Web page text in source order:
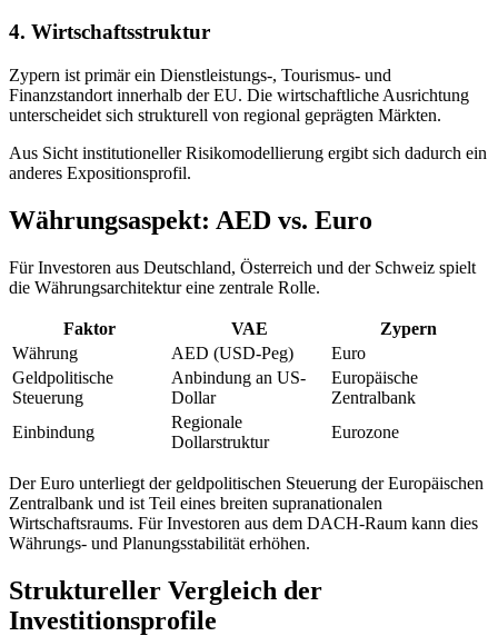
4. Wirtschaftsstruktur
Zypern ist primär ein Dienstleistungs-, Tourismus- und
Finanzstandort innerhalb der EU. Die wirtschaftliche Ausrichtung
unterscheidet sich strukturell von regional geprägten Märkten.
Aus Sicht institutioneller Risikomodellierung ergibt sich dadurch ein
anderes Expositionsprofil.
Währungsaspekt: AED vs. Euro
Für Investoren aus Deutschland, Österreich und der Schweiz spielt
die Währungsarchitektur eine zentrale Rolle.
Faktor VAE
Zypern
Währung
AED (USD-Peg)
Euro
Geldpolitische
Steuerung
Anbindung an US-
Dollar
Europäische
Zentralbank
Einbindung
Regionale
Dollarstruktur
Eurozone
Der Euro unterliegt der geldpolitischen Steuerung der Europäischen
Zentralbank und ist Teil eines breiten supranationalen
Wirtschaftsraums. Für Investoren aus dem DACH-Raum kann dies
Währungs- und Planungsstabilität erhöhen.
Struktureller Vergleich der
Investitionsprofile